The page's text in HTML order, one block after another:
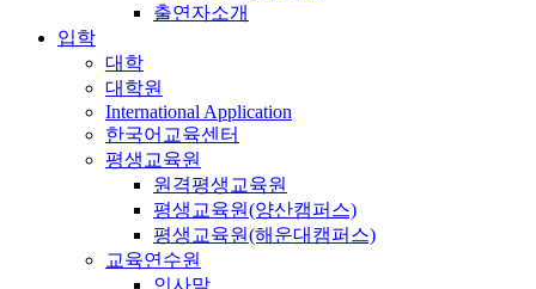
출연자소개
입학
대학
대학원
International Application
한국어교육센터
평생교육원
원격평생교육원
평생교육원(양산캠퍼스)
평생교육원(해운대캠퍼스)
교육연수원
인사말